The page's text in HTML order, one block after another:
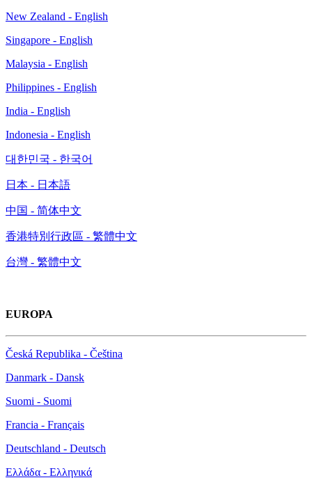
New Zealand - English
Singapore - English
Malaysia - English
Philippines - English
India - English
Indonesia - English
대한민국 - 한국어
日本 - 日本語
中国 - 简体中文
香港特別行政區 - 繁體中文
台灣 - 繁體中文
EUROPA
Česká Republika - Čeština
Danmark - Dansk
Suomi - Suomi
Francia - Français
Deutschland - Deutsch
Ελλάδα - Ελληνικά